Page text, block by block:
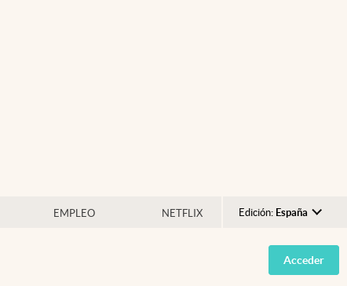
EMPLEO NETFLIX Edición: España
Argentina
España
Acceder